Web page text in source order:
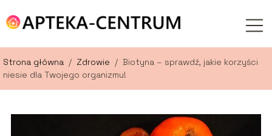
Strona główna / Zdrowie / Biotyna – sprawdź, jakie korzyści
niesie dla Twojego organizmu!